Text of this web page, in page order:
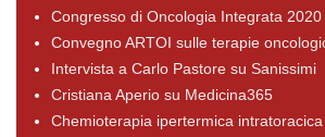
Congresso di Oncologia Integrata 2020
Convegno ARTOI sulle terapie
Intervista a Carlo Pastore su Sanissimi
Cristiana Aperio su Medicina365
Chemioterapia ipertermica